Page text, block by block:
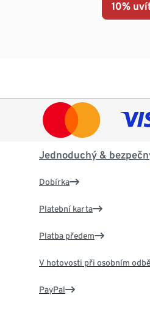
10%
Jednoduchý &
Dobírka
Platební karta
Platba předem
V hotovosti při osobním
PayPal